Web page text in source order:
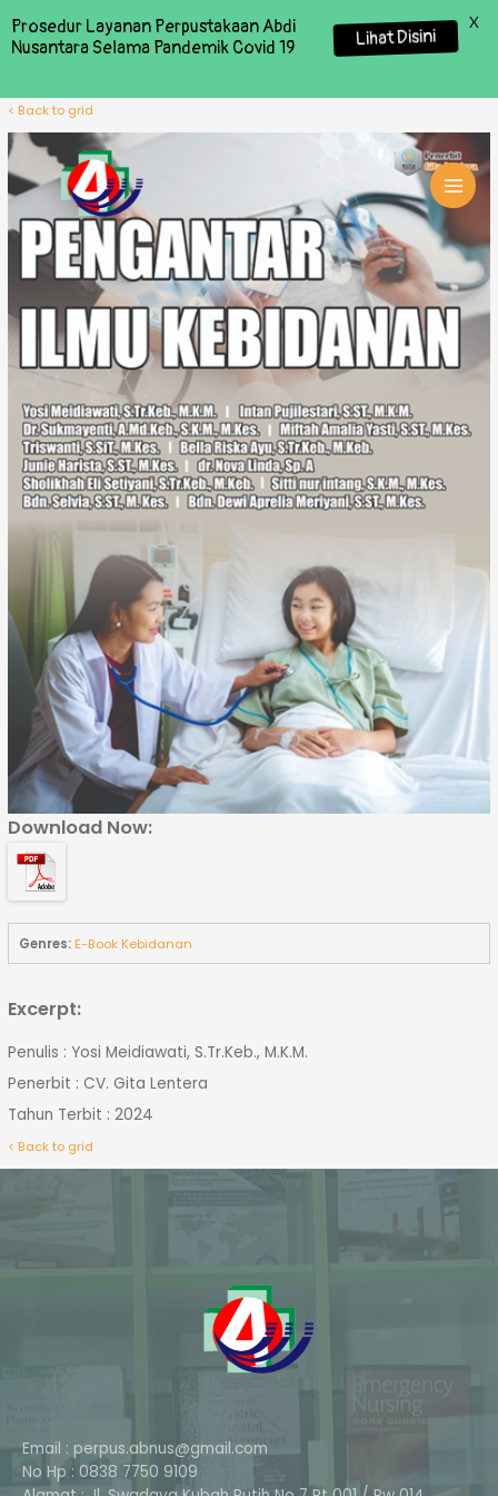
< Back to grid
Download Now:
Genres:E-Book Kebidanan
Excerpt:
Penulis : Yosi Meidiawati, S.Tr.Keb., M.K.M.
Penerbit : CV. Gita Lentera
Tahun Terbit : 2024
< Back to grid
Email : perpus.abnus@gmail.com
No Hp : 0838 7750 9109
Prosedur Layanan Perpustakaan Abdi
Nusantara Selama Pandemik Covid 19
Lihat Disini
X